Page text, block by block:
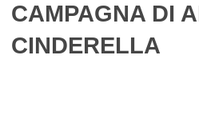
CAMPAGNA DI
CINDERELLA